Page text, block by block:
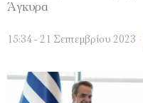
Άγκυρα
15:34 - 21 Σεπτεμβρίου 2023